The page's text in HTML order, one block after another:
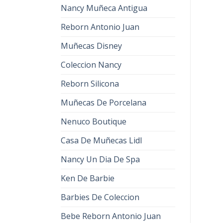
Nancy Muñeca Antigua
Reborn Antonio Juan
Muñecas Disney
Coleccion Nancy
Reborn Silicona
Muñecas De Porcelana
Nenuco Boutique
Casa De Muñecas Lidl
Nancy Un Dia De Spa
Ken De Barbie
Barbies De Coleccion
Bebe Reborn Antonio Juan